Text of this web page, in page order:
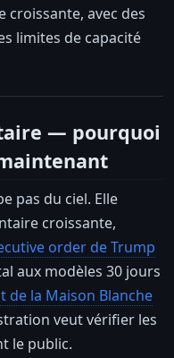
croissante, avec des
limites de capacité
— pourquoi
pas du ciel. Elle
croissante,
order de Trump
aux modèles 30 jours
de la Maison Blanche
veut vérifier les
le public.